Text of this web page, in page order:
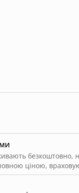
безкоштовно,
ціною,